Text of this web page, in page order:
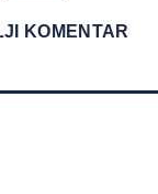
KOMENTAR